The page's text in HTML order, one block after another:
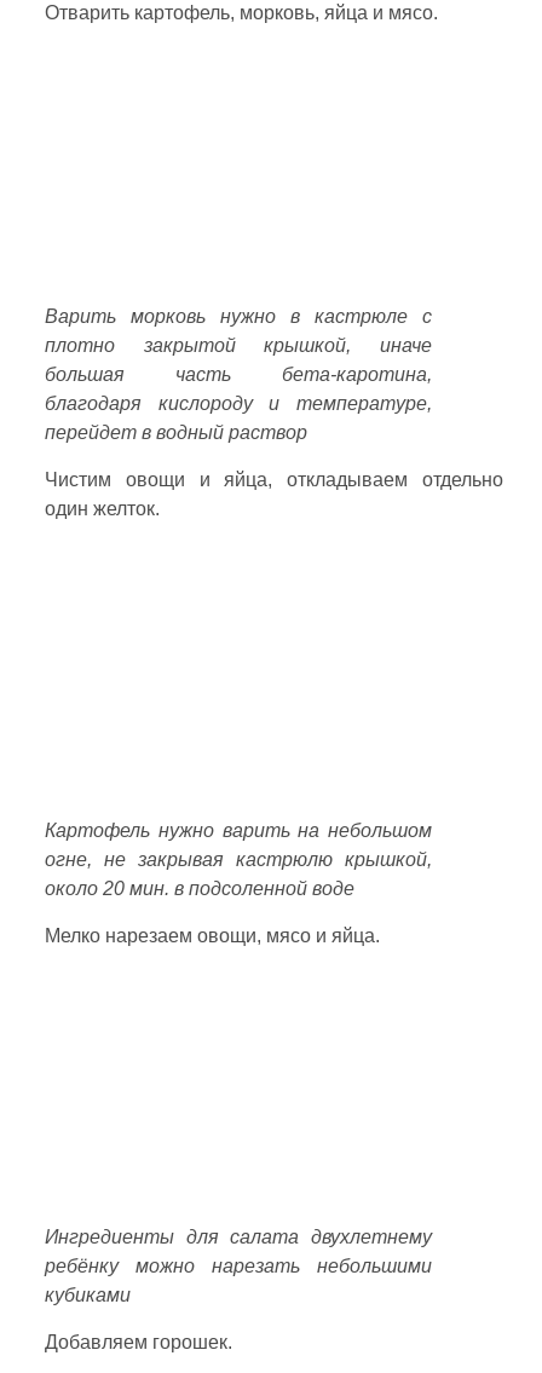
Отварить картофель, морковь, яйца и мясо.
Варить морковь нужно в кастрюле с
плотно закрытой крышкой, иначе
большая часть бета-каротина,
благодаря кислороду и температуре,
перейдет в водный раствор
Чистим овощи и яйца, откладываем отдельно
один желток.
Картофель нужно варить на небольшом
огне, не закрывая кастрюлю крышкой,
около 20 мин. в подсоленной воде
Мелко нарезаем овощи, мясо и яйца.
Ингредиенты для салата двухлетнему
ребёнку можно нарезать небольшими
кубиками
Добавляем горошек.